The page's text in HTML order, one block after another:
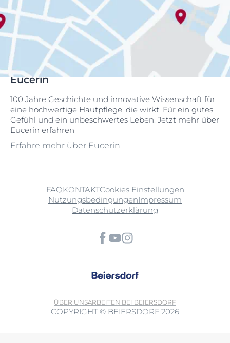
Eucerin
100 Jahre Geschichte und innovative Wissenschaft für
eine hochwertige Hautpflege, die wirkt. Für ein gutes
Gefühl und ein unbeschwertes Leben. Jetzt mehr über
Eucerin erfahren
Erfahre mehr über Eucerin
FAQKONTAKTCookies Einstellungen
NutzungsbedingungenImpressum
Datenschutzerklärung
ÜBER UNSARBEITEN BEI BEIERSDORF
COPYRIGHT © BEIERSDORF 2026